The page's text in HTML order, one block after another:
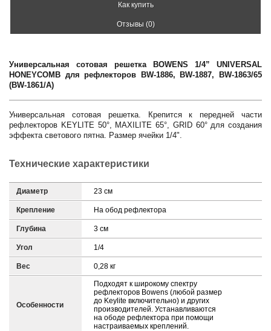
Как купить
Отзывы (0)
Универсальная сотовая решетка BOWENS 1/4” UNIVERSAL
HONEYCOMB для рефлекторов BW-1886, BW-1887, BW-1863/65
(BW-1861/A)
Универсальная сотовая решетка. Крепится к передней части
рефлекторов KEYLITE 50°, MAXILITE 65°, GRID 60° для создания
эффекта светового пятна. Размер ячейки 1/4".
Технические характеристики
Диаметр 23 см
Крепление На обод рефлектора
Глубина 3 см
Угол 1/4
Вес 0,28 кг
Особенности
Подходят к широкому спектру
рефлекторов Bowens (любой размер
до Keylite включительно) и других
производителей. Устанавливаются
на ободе рефлектора при помощи
настраиваемых креплений.